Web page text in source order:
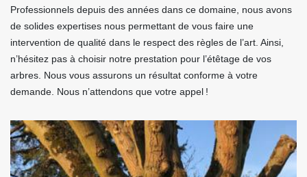
Professionnels depuis des années dans ce domaine, nous avons
de solides expertises nous permettant de vous faire une
intervention de qualité dans le respect des règles de l’art. Ainsi,
n’hésitez pas à choisir notre prestation pour l’étêtage de vos
arbres. Nous vous assurons un résultat conforme à votre
demande. Nous n’attendons que votre appel !